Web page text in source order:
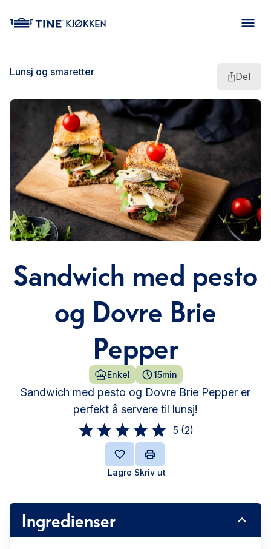
Lunsj og smaretter Del
Sandwich med pesto
og Dovre Brie
Pepper
Enkel 15min
Sandwich med pesto og Dovre Brie Pepper er
perfekt å servere til lunsj!
5 (2)
Lagre Skriv ut
Ingredienser